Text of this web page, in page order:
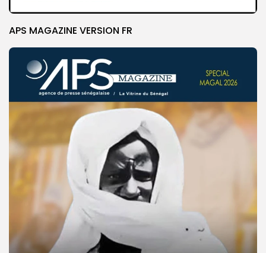
APS MAGAZINE VERSION FR